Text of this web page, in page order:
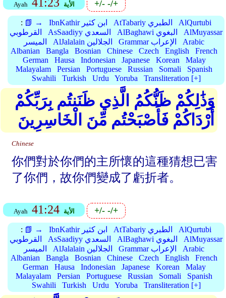
Ayah الأية +/--/+
: 📗 → IbnKathir ابن كثير AtTabariy الطبري
AlQurtubi
القرطوبي
AsSaadiyy السعدي AlBaghawi البغوي
AlMuyassar
الميسر
AlJalalain الجلالين Grammar الإعراب
Arabic
Albanian
Bangla Bosnian Chinese Czech English
French
German
Hausa Indonesian Japanese Korean
Malay
Malayalam
Persian Portuguese Russian Somali
Spanish
Swahili
Turkish Urdu Yoruba Transliteration [+]
وَذَٰلِكُمْ ظَنُّكُمُ الَّذِي ظَنَنتُم بِرَبِّكُمْ
أَرْدَاكُمْ فَأَصْبَحْتُم مِّنَ الْخَاسِرِينَ
Chinese
你們對於你們的主所懷的這種猜想已害
了你們，故你們變成了虧折者。
Ayah 41:24 الأية +/--/+
: 📗 → IbnKathir ابن كثير AtTabariy الطبري
AlQurtubi
القرطوبي
AsSaadiyy السعدي AlBaghawi البغوي
AlMuyassar
الميسر
AlJalalain الجلالين Grammar الإعراب
Arabic
Albanian
Bangla Bosnian Chinese Czech English
French
German
Hausa Indonesian Japanese Korean
Malay
Malayalam
Persian Portuguese Russian Somali
Spanish
Swahili
Turkish Urdu Yoruba Transliteration [+]